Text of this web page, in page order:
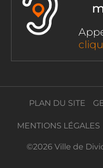
PLAN DU SITE
MENTIONS LÉGALES
©2026 Ville de